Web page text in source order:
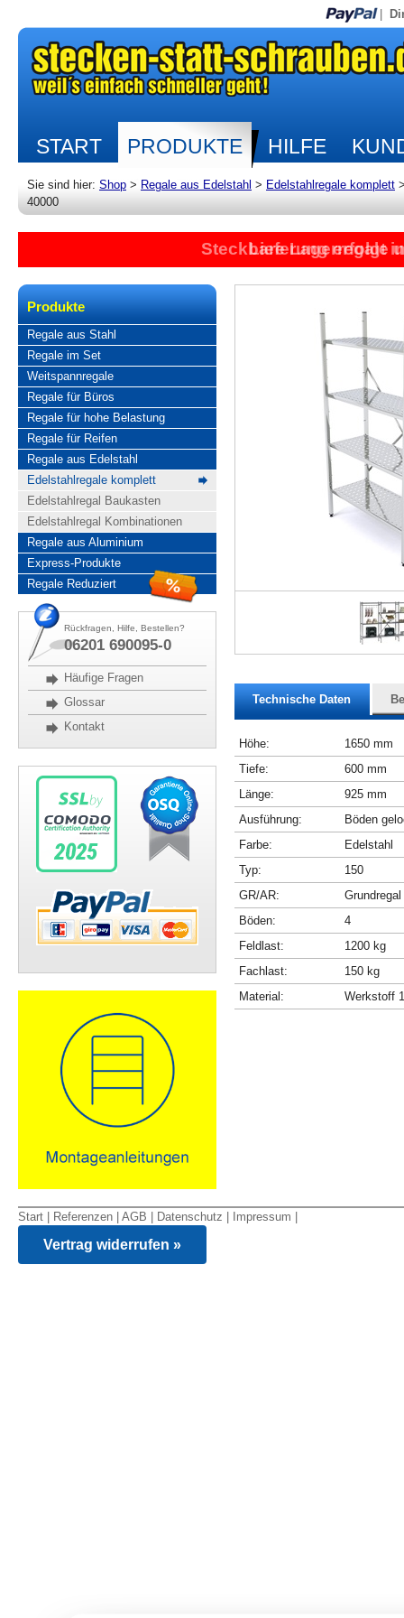
START PRODUKTE HILFE
Sie sind hier: Shop > Regale aus Edelstahl > Edelstahlregale komplett
40000
Steckbare Lagerregale
Lieferung erfolgt
Produkte
Regale aus Stahl
Regale im Set
Weitspannregale
Regale für Büros
Regale für hohe Belastung
Regale für Reifen
Regale aus Edelstahl
Edelstahlregale komplett
Edelstahlregal Baukasten
Edelstahlregal Kombinationen
Regale aus Aluminium
Express-Produkte
Regale Reduziert
Rückfragen, Hilfe, Bestellen?
06201 690095-0
Häufige Fragen
Glossar
Kontakt
Technische Daten
Höhe:
1650 mm
Tiefe:
600 mm
Länge:
925 mm
Ausführung:
Böden
Farbe:
Edelstahl
Typ:
150
GR/AR:
Grundregal
Böden:
4
Feldlast:
1200 kg
Fachlast:
150 kg
Material:
Werkstoff
Start Referenzen AGB Datenschutz Impressum
Vertrag widerrufen »